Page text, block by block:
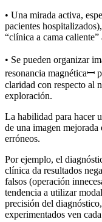
• Una mirada activa,
pacientes
“clínica a cama
• Se pueden organizar
resonancia magnéticaꟷ
claridad con respecto al
exploración.
La habilidad para hacer
de una imagen mejorada
erróneos.
Por ejemplo, el
clínica da resultados
falsos (operación
tendencia a utilizar
precisión del
experimentados ven